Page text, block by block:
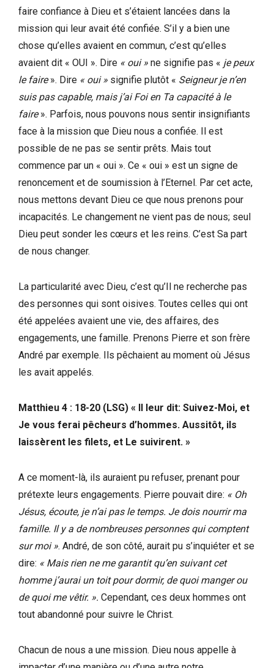
faire confiance à Dieu et s’étaient lancées dans la
mission qui leur avait été confiée. S’il y a bien une
chose qu’elles avaient en commun, c’est qu’elles
avaient dit « OUI ». Dire « oui » ne signifie pas « je peux
le faire». Dire « oui » signifie plutôt « Seigneur je n’en
suis pas capable, mais j’ai Foi en Ta capacité à le
faire». Parfois, nous pouvons nous sentir insignifiants
face à la mission que Dieu nous a confiée. Il est
possible de ne pas se sentir prêts. Mais tout
commence par un « oui ». Ce « oui » est un signe de
renoncement et de soumission à l’Eternel. Par cet acte,
nous mettons devant Dieu ce que nous prenons pour
incapacités. Le changement ne vient pas de nous; seul
Dieu peut sonder les cœurs et les reins. C’est Sa part
de nous changer.
La particularité avec Dieu, c’est qu’Il ne recherche pas
des personnes qui sont oisives. Toutes celles qui ont
été appelées avaient une vie, des affaires, des
engagements, une famille. Prenons Pierre et son frère
André par exemple. Ils pêchaient au moment où Jésus
les avait appelés.
Matthieu 4 : 18-20 (LSG) « Il leur dit: Suivez-Moi, et
Je vous ferai pêcheurs d’hommes. Aussitôt, ils
laissèrent les filets, et Le suivirent. »
A ce moment-là, ils auraient pu refuser, prenant pour
prétexte leurs engagements. Pierre pouvait dire: « Oh
Jésus, écoute, je n’ai pas le temps. Je dois nourrir ma
famille. Il y a de nombreuses personnes qui comptent
sur moi ». André, de son côté, aurait pu s’inquiéter et se
dire: « Mais rien ne me garantit qu’en suivant cet
homme j’aurai un toit pour dormir, de quoi manger ou
de quoi me vêtir. ». Cependant, ces deux hommes ont
tout abandonné pour suivre le Christ.
Chacun de nous a une mission. Dieu nous appelle à